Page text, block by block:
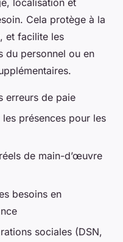
Cela protège à la
et facilite les
du personnel ou en
erreurs de paie
présences pour les
de main-d’œuvre
besoins en
sociales (DSN,